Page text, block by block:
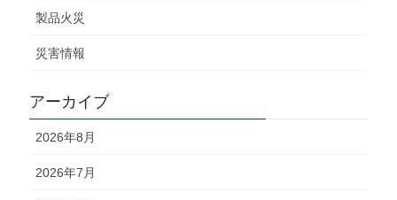
製品火災
災害情報
アーカイブ
2026年8月
2026年7月